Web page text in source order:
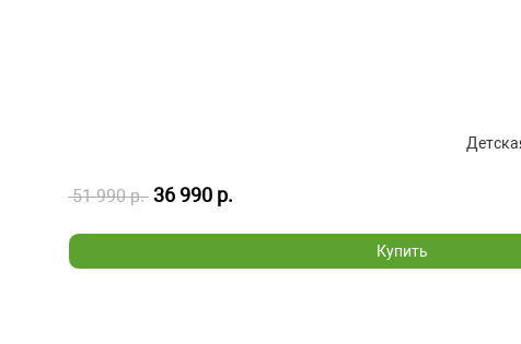
51 990 р. 36 990 р.
Купить